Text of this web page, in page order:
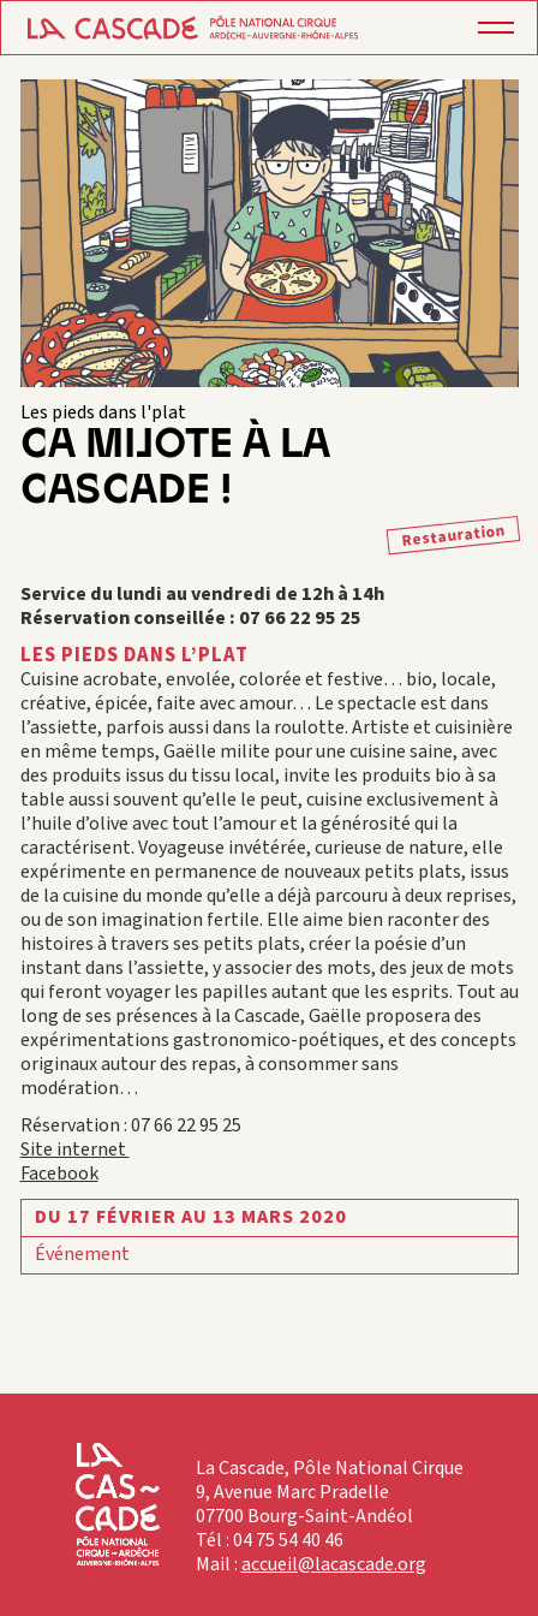
Les pieds dans l'plat
CA MIJOTE À LA
CASCADE !
Restauration
Service du lundi au vendredi de 12h à 14h
Réservation conseillée : 07 66 22 95 25
LES PIEDS DANS L’PLAT
Cuisine acrobate, envolée, colorée et festive… bio, locale,
créative, épicée, faite avec amour… Le spectacle est dans
l’assiette, parfois aussi dans la roulotte. Artiste et cuisinière
en même temps, Gaëlle milite pour une cuisine saine, avec
des produits issus du tissu local, invite les produits bio à sa
table aussi souvent qu’elle le peut, cuisine exclusivement à
l’huile d’olive avec tout l’amour et la générosité qui la
caractérisent. Voyageuse invétérée, curieuse de nature, elle
expérimente en permanence de nouveaux petits plats, issus
de la cuisine du monde qu’elle a déjà parcouru à deux reprises,
ou de son imagination fertile. Elle aime bien raconter des
histoires à travers ses petits plats, créer la poésie d’un
instant dans l’assiette, y associer des mots, des jeux de mots
qui feront voyager les papilles autant que les esprits. Tout au
long de ses présences à la Cascade, Gaëlle proposera des
expérimentations gastronomico-poétiques, et des concepts
originaux autour des repas, à consommer sans
modération…
Réservation : 07 66 22 95 25
Site internet
Facebook
DU 17 FÉVRIER AU 13 MARS 2020
Événement
La Cascade, Pôle National Cirque
9, Avenue Marc Pradelle
07700 Bourg-Saint-Andéol
Tél : 04 75 54 40 46
Mail :accueil@lacascade.org